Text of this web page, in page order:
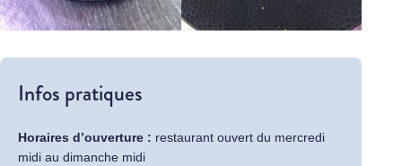
Infos pratiques
Horaires d’ouverture : restaurant ouvert du mercredi
midi au dimanche midi